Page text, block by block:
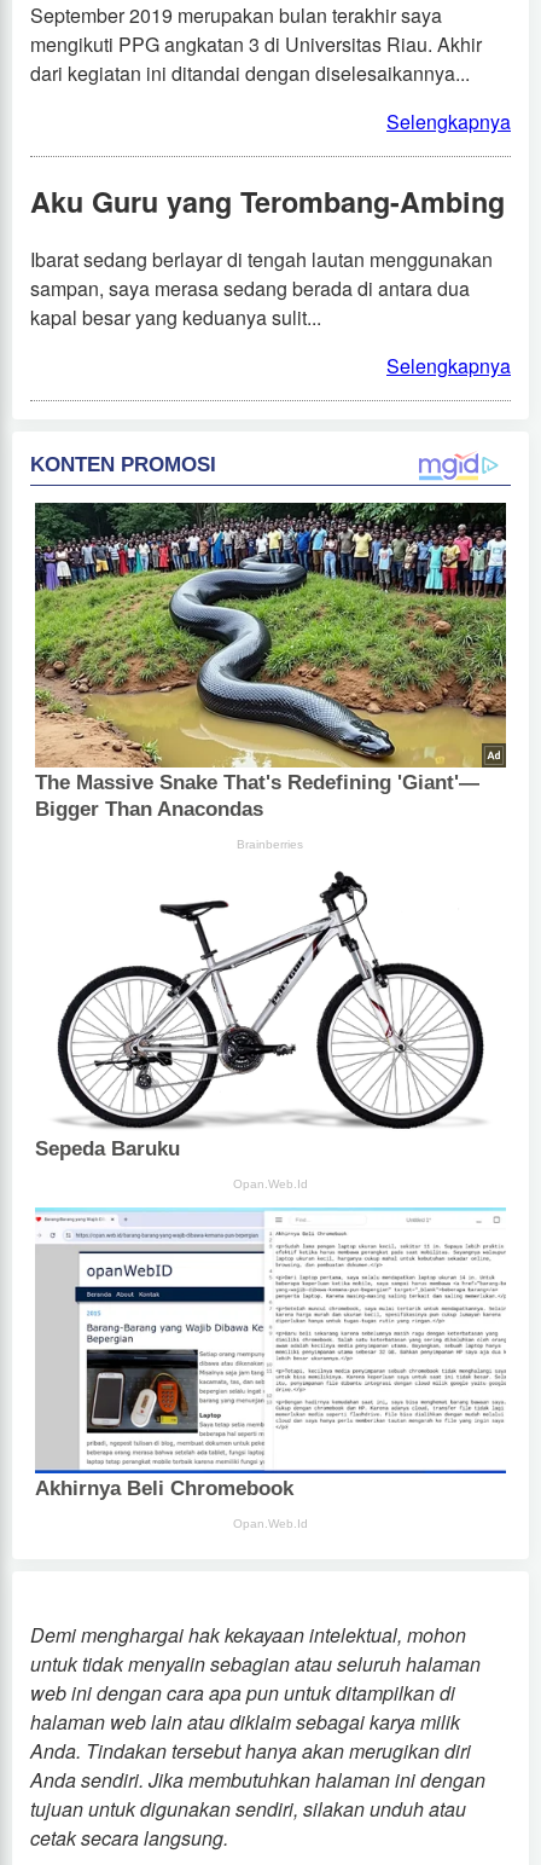
September 2019 merupakan bulan terakhir saya
mengikuti PPG angkatan 3 di Universitas Riau. Akhir
dari kegiatan ini ditandai dengan diselesaikannya...
Selengkapnya
Aku Guru yang Terombang-Ambing
Ibarat sedang berlayar di tengah lautan menggunakan
sampan, saya merasa sedang berada di antara dua
kapal besar yang keduanya sulit...
Selengkapnya
Demi menghargai hak kekayaan intelektual, mohon
untuk tidak menyalin sebagian atau seluruh halaman
web ini dengan cara apa pun untuk ditampilkan di
halaman web lain atau diklaim sebagai karya milik
Anda. Tindakan tersebut hanya akan merugikan diri
Anda sendiri. Jika membutuhkan halaman ini dengan
tujuan untuk digunakan sendiri, silakan unduh atau
cetak secara langsung.